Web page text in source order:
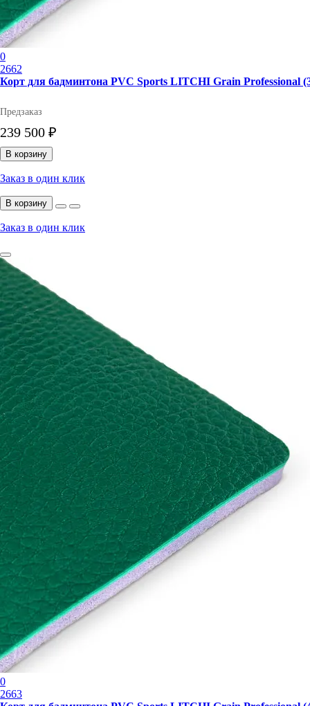
0
2662
Корт для бадминтона PVC Sports LITCHI Grain Professional
Предзаказ
239 500 ₽
В корзину
Заказ в один клик
В корзину
Заказ в один клик
0
2663